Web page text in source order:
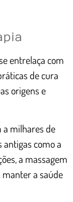
entrelaça com
de cura
origens e
a milhares de
como a
a massagem
a saúde